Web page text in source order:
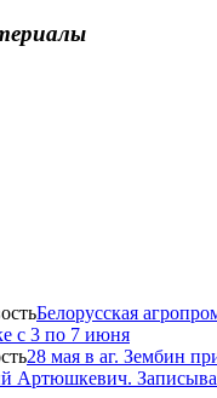
Белорусская
с 3 по 7 июня
28 мая в аг. Зембин
Артюшкевич.